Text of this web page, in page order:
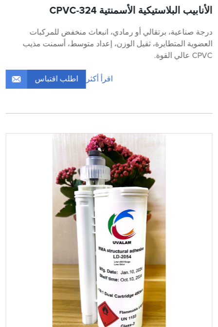
الأنابيب البلاستيكية الأسمنتية CPVC-324
درجة صناعية، برتقالي أو رمادي، انبعاث منخفض للمركبات
العضوية المتطايرة، ثقيل الوزن، إعداد متوسط، أسمنت مذيب
CPVC عالي القوة.
اقرأ أكثر اطلب اقتباس